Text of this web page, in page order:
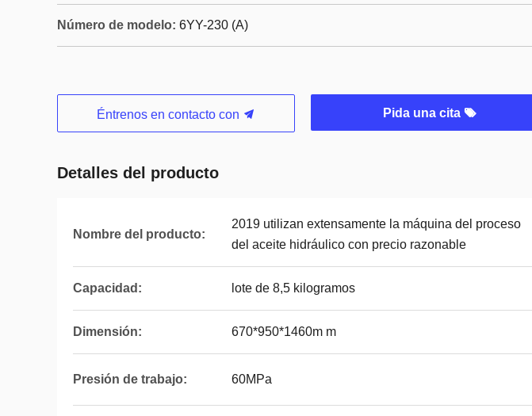
Número de modelo: 6YY-230 (A)
Éntrenos en contacto con Pida una cita
Detalles del producto
Nombre del producto:
2019 utilizan extensamente la máquina del proceso
del aceite hidráulico con precio razonable
Capacidad: lote de 8,5 kilogramos
Dimensión: 670*950*1460m m
Presión de trabajo: 60MPa